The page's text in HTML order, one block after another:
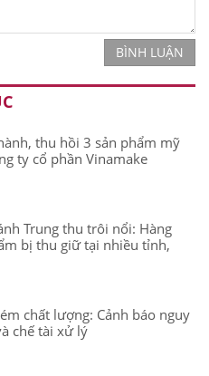
BÌNH LUẬN
thu hồi 3 sản phẩm mỹ
ty cổ phần Vinamake
Trung thu trôi nổi: Hàng
bị thu giữ tại nhiều tỉnh,
chất lượng: Cảnh báo nguy
chế tài xử lý